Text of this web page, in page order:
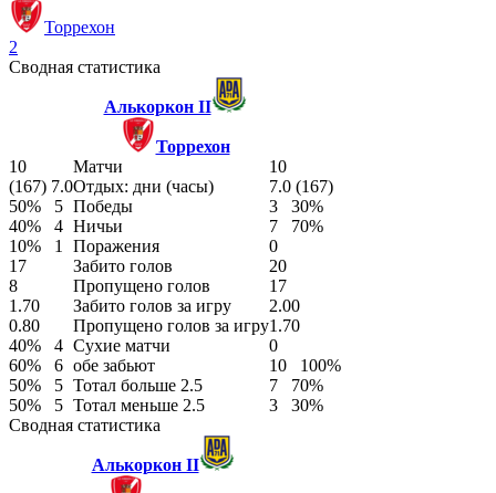
Торрехон
2
Сводная статистика
Алькоркон II
Торрехон
10
Матчи
10
(167) 7.0Отдых: дни (часы)
7.0 (167)
50% 5 Победы 3 30%
40% 4 Ничьи 7 70%
10% 1 Поражения
0
17
Забито голов
20
8
Пропущено голов
17
1.70
Забито голов за игру
2.00
0.80
Пропущено голов за игру1.70
40% 4 Сухие матчи
0
60% 6 обе забьют 10 100%
50% 5 Тотал больше 2.5 7 70%
50% 5 Тотал меньше 2.5 3 30%
Сводная статистика
Алькоркон II